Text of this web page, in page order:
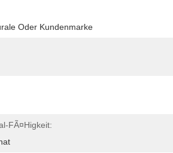
Oder Kundenmarke
FÃ¤higkeit: